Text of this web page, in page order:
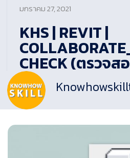
มกราคม 27, 2021
KHS | REVIT |
CHECK (ตรวจ